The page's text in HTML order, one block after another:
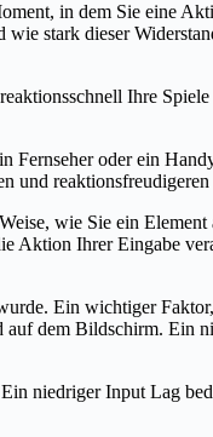
in dem Sie eine
stark dieser
Ihre
oder ein
und
wie Sie ein
Aktion Ihrer Eingabe
Ein wichtiger
dem Bildschirm. Ein
niedriger Input Lag